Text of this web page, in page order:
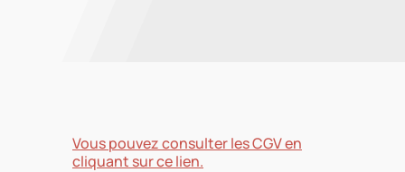
Vous pouvez consulter les CGV en
cliquant sur ce lien.